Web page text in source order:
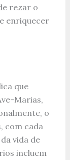
rezar o
enriquecer
que
Marias,
o
com cada
vida de
incluem